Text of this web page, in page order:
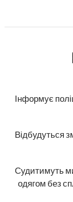
Інформує
Відбудуться
Судитимуть
одягом без